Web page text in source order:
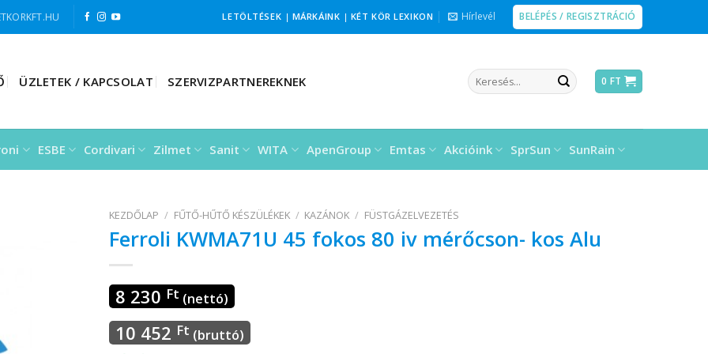
LETÖLTÉSEK | MÁRKÁINK | KÉT KÖR LEXIKON Hírlevél BELÉPÉS / REGISZTRÁCIÓ
ÜZLETEK / KAPCSOLAT SZERVIZPARTNEREKNEK
Keresés
a
0 FT
ESBE Cordivari Zilmet Sanit WITA ApenGroup Emtas Akcióink SprSun SunRain
KEZDŐLAP / FŰTŐ-HŰTŐ KÉSZÜLÉKEK / KAZÁNOK / FÜSTGÁZELVEZETÉS
Ferroli KWMA71U 45 fokos 80 iv mérőcson- kos Alu
8 230 Ft (nettó)
10 452 Ft (bruttó)